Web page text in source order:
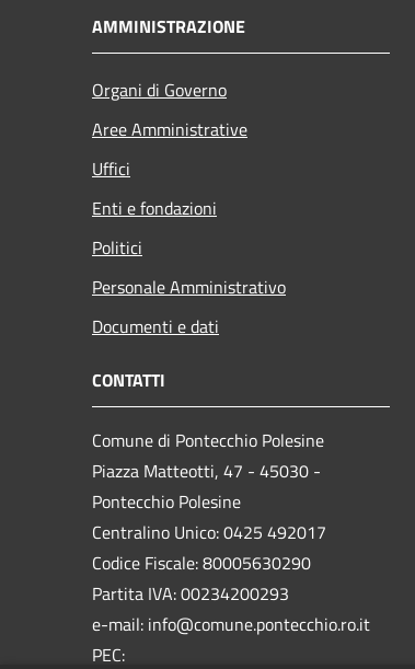
AMMINISTRAZIONE
Organi di Governo
Aree Amministrative
Uffici
Enti e fondazioni
Politici
Personale Amministrativo
Documenti e dati
CONTATTI
Comune di Pontecchio Polesine
Piazza Matteotti, 47 - 45030 -
Pontecchio Polesine
Centralino Unico: 0425 492017
Codice Fiscale: 80005630290
Partita IVA: 00234200293
e-mail: info@comune.pontecchio.ro.it
PEC: